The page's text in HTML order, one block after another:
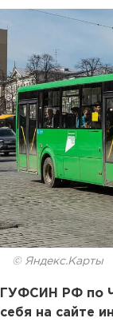
© Яндекс.Карты
ГУФСИН РФ по
себя на сайте